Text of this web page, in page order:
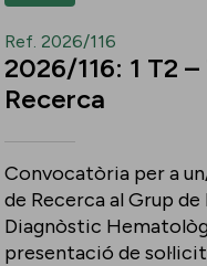
Ref. 2026/116
2026/116: 1 T2
Recerca
Convocatòria per a
de Recerca al Grup de
Diagnòstic
presentació de